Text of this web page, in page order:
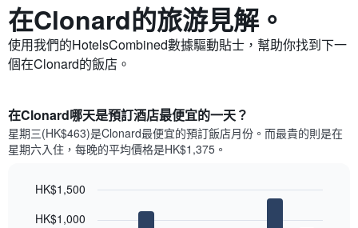
在Clonard​的旅游見解。
使用我們的HotelsCombined數據驅動貼士，幫助你找到下一
個在Clonard​的飯店。
在Clonard哪天是預訂酒店最便宜的一天？
星期三(HK$463)是Clonard​最便宜的預訂飯店月份。而最貴的則是在
星期六​入住，每晚的平均價格是HK$1,375​​。
chart
graphic.
HK$1,000
HK$1,500